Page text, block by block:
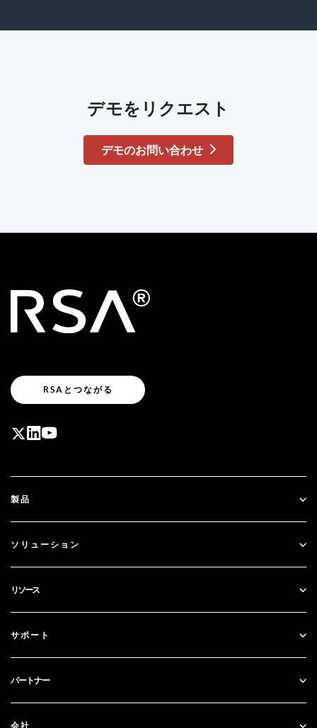
デモをリクエスト
デモのお問い合わせ
RSAとつながる
製品
SecurID
ソリューション
多要素認証
金融サービス
リソース
ブログ
ドキュメンテーション
サポート
カスタマー・サポート
パートナー
会社